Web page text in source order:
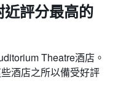
評分最高的
Theatre酒店。
酒店之所以備受好評